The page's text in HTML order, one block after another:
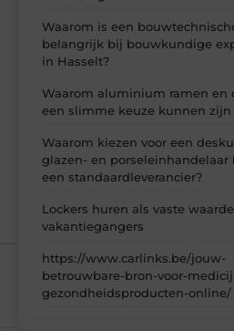
Waarom is een
belangrijk bij bouwkundige
in Hasselt?
Waarom aluminium ramen en
een slimme keuze kunnen zijn
Waarom kiezen voor een
glazen- en porseleinhandelaar
een standaardleverancier?
Lockers huren als vaste
vakantiegangers
https://www.carlinks.be/jouw-
betrouwbare-bron-voor-
gezondheidsproducten-online/